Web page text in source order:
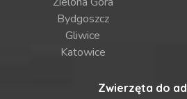
Bydgoszcz
Gliwice
Katowice
Zwierzęta do